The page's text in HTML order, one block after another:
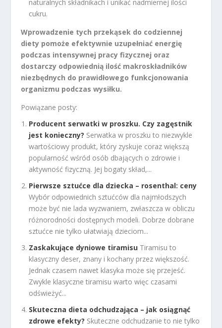
naturalnych składnikach i unikać nadmiernej ilości
cukru.
Wprowadzenie tych przekąsek do codziennej
diety pomoże efektywnie uzupełniać energię
podczas intensywnej pracy fizycznej oraz
dostarczy odpowiednią ilość makroskładników
niezbędnych do prawidłowego funkcjonowania
organizmu podczas wysiłku.
Powiązane posty:
Producent serwatki w proszku. Czy zagęstnik
jest konieczny? Serwatka w proszku to niezwykle
wartościowy produkt, który zyskuje coraz większą
popularność wśród osób dbających o zdrowie i
aktywność fizyczną. Jej bogaty skład,...
Pierwsze sztućce dla dziecka – rosenthal: ceny
Wybór odpowiednich sztućców dla najmłodszych
może być nie lada wyzwaniem, zwłaszcza w obliczu
różnorodności dostępnych modeli. Dobrze dobrane
sztućce nie tylko ułatwiają dzieciom...
Zaskakujące dyniowe tiramisu Tiramisu to
klasyczny deser, znany i kochany przez większość.
Jednak czasem nawet klasyka może się przejeść.
Zwykle klasyczne tiramisu warto więc czasami
odświeżyć...
Skuteczna dieta odchudzająca – jak osiągnąć
zdrowe efekty? Skuteczne odchudzanie to nie tylko